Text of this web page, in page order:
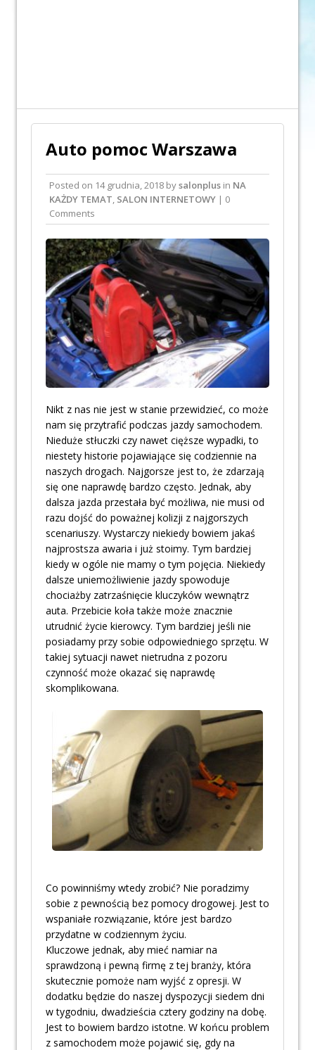
Auto pomoc Warszawa
Posted on 14 grudnia, 2018 bysalonplus in NA
KAŻDY TEMAT, SALON INTERNETOWY | 0
Comments
Nikt z nas nie jest w stanie przewidzieć, co może
nam się przytrafić podczas jazdy samochodem.
Nieduże stłuczki czy nawet cięższe wypadki, to
niestety historie pojawiające się codziennie na
naszych drogach. Najgorsze jest to, że zdarzają
się one naprawdę bardzo często. Jednak, aby
dalsza jazda przestała być możliwa, nie musi od
razu dojść do poważnej kolizji z najgorszych
scenariuszy. Wystarczy niekiedy bowiem jakaś
najprostsza awaria i już stoimy. Tym bardziej
kiedy w ogóle nie mamy o tym pojęcia. Niekiedy
dalsze uniemożliwienie jazdy spowoduje
chociażby zatrzaśnięcie kluczyków wewnątrz
auta. Przebicie koła także może znacznie
utrudnić życie kierowcy. Tym bardziej jeśli nie
posiadamy przy sobie odpowiedniego sprzętu. W
takiej sytuacji nawet nietrudna z pozoru
czynność może okazać się naprawdę
skomplikowana.
Co powinniśmy wtedy zrobić? Nie poradzimy
sobie z pewnością bez pomocy drogowej. Jest to
wspaniałe rozwiązanie, które jest bardzo
przydatne w codziennym życiu.
Kluczowe jednak, aby mieć namiar na
sprawdzoną i pewną firmę z tej branży, która
skutecznie pomoże nam wyjść z opresji. W
dodatku będzie do naszej dyspozycji siedem dni
w tygodniu, dwadzieścia cztery godziny na dobę.
Jest to bowiem bardzo istotne. W końcu problem
z samochodem może pojawić się, gdy na